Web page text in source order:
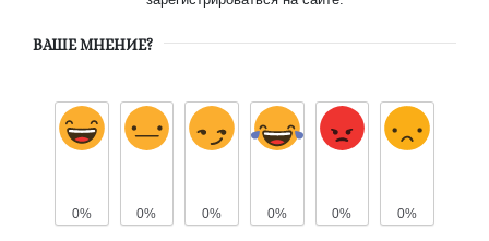
ВАШЕ МНЕНИЕ?
0% 0% 0% 0% 0% 0%